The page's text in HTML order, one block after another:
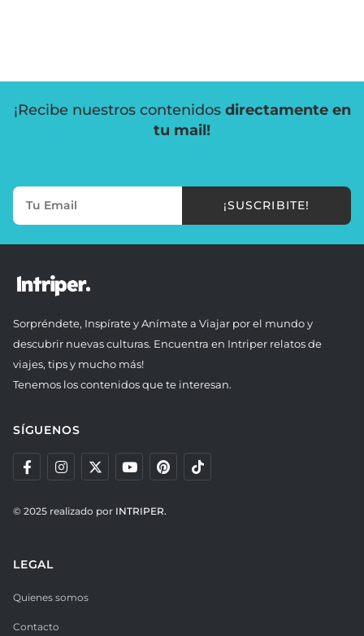
¡Recibe nuestros contenidos directamente en
tu mail!
¡SUSCRIBITE!
Sorpréndete, Inspírate y Anímate a Viajar por el mundo y
descubrir nuevas culturas. Encuentra en Intriper relatos de
viajes, tips y mucho más!
Tenemos los contenidos que te interesan.
SÍGUENOS
© 2025 realizado por INTRIPER.
LEGAL
Quienes somos
Contacto